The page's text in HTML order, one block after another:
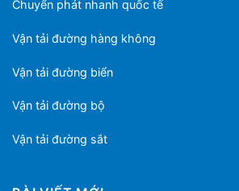
Chuyển phát nhanh quốc tế
Vận tải đường hàng không
Vận tải đường biển
Vận tải đường bộ
Vận tải đường sắt